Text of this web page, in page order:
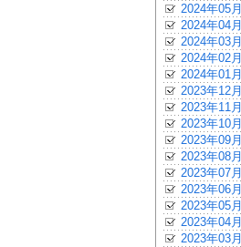
2024年05月
2024年04月
2024年03月
2024年02月
2024年01月
2023年12月
2023年11月
2023年10月
2023年09月
2023年08月
2023年07月
2023年06月
2023年05月
2023年04月
2023年03月